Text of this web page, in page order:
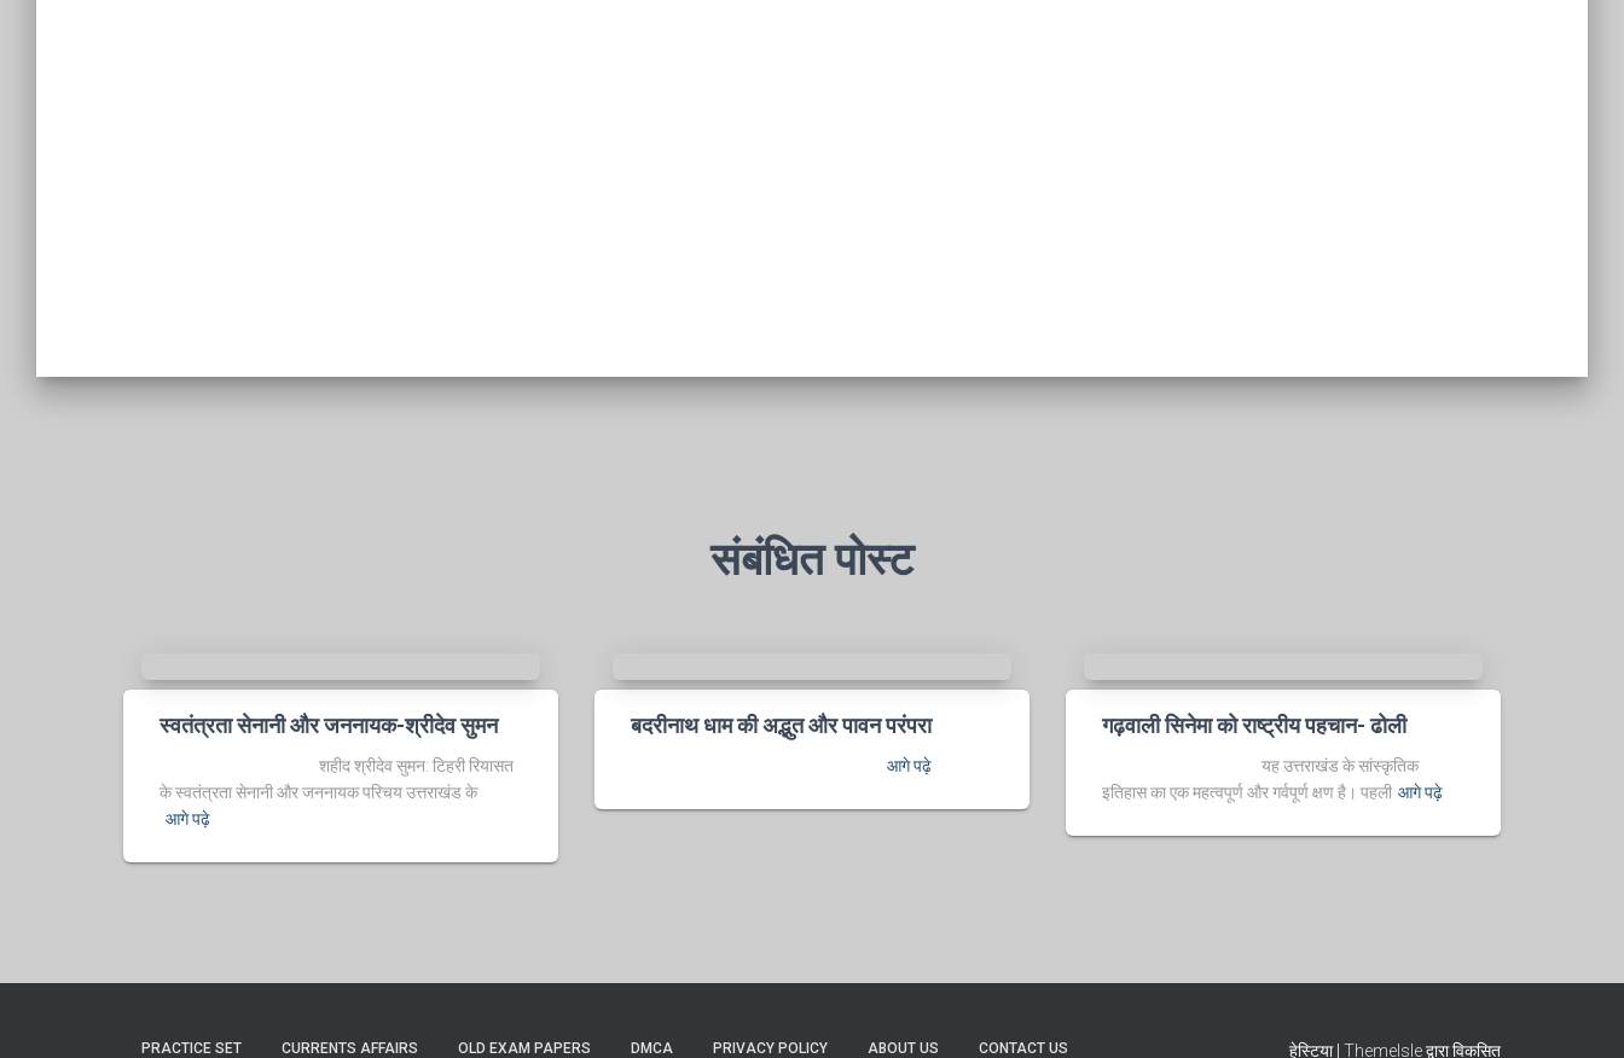
संबंधित पोस्ट
स्वतंत्रता सेनानी और जननायक-श्रीदेव सुमन
शहीद श्रीदेव सुमन: टिहरी रियासत
के स्वतंत्रता सेनानी और जननायक परिचय उत्तराखंड के
आगे पढ़े
बदरीनाथ धाम की अद्भुत और पावन परंपरा
आगे पढ़े
गढ़वाली सिनेमा को राष्ट्रीय पहचान- ढोली
यह उत्तराखंड के सांस्कृतिक
इतिहास का एक महत्वपूर्ण और गर्वपूर्ण क्षण है। पहली आगे पढ़े
PRACTICE SET CURRENTS AFFAIRS OLD EXAM PAPERS DMCA PRIVACY POLICY ABOUT US CONTACT US हेस्टिया | ThemeIsleद्वारा विकसित